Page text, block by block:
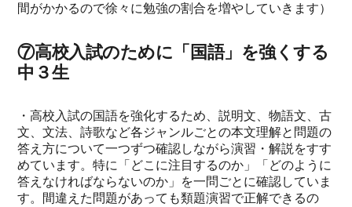
間がかかるので徐々に勉強の割合を増やしていきます）
⑦高校入試のために「国語」を強くする
中３生
・高校入試の国語を強化するため、説明文、物語文、古
文、文法、詩歌など各ジャンルごとの本文理解と問題の
答え方について一つずつ確認しながら演習・解説をすす
めています。特に「どこに注目するのか」「どのように
答えなければならないのか」を一問ごとに確認していま
す。間違えた問題があっても類題演習で正解できるの